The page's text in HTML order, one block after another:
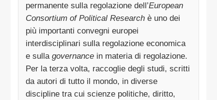
permanente sulla regolazione dell’European
Consortium of Political Researchè uno dei
più importanti convegni europei
interdisciplinari sulla regolazione economica
e sullagovernance in materia di regolazione.
Per la terza volta, raccoglie degli studi, scritti
da autori di tutto il mondo, in diverse
discipline tra cui scienze politiche, diritto,